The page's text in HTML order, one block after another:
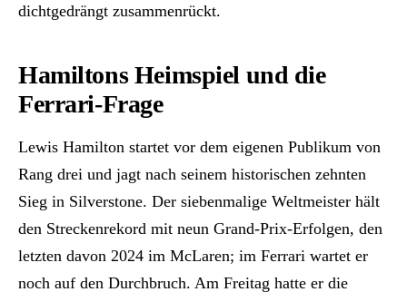
dichtgedrängt zusammenrückt.
Hamiltons Heimspiel und die
Ferrari-Frage
Lewis Hamilton startet vor dem eigenen Publikum von
Rang drei und jagt nach seinem historischen zehnten
Sieg in Silverstone. Der siebenmalige Weltmeister hält
den Streckenrekord mit neun Grand-Prix-Erfolgen, den
letzten davon 2024 im McLaren; im Ferrari wartet er
noch auf den Durchbruch. Am Freitag hatte er die